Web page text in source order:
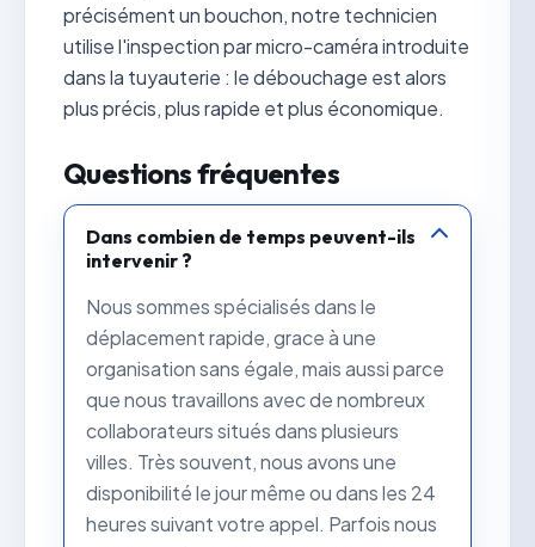
précisément un bouchon, notre technicien
utilise l'inspection par micro-caméra introduite
dans la tuyauterie : le débouchage est alors
plus précis, plus rapide et plus économique.
Questions fréquentes
Dans combien de temps peuvent-ils
intervenir ?
Nous sommes spécialisés dans le
déplacement rapide, grace à une
organisation sans égale, mais aussi parce
que nous travaillons avec de nombreux
collaborateurs situés dans plusieurs
villes. Très souvent, nous avons une
disponibilité le jour même ou dans les 24
heures suivant votre appel. Parfois nous